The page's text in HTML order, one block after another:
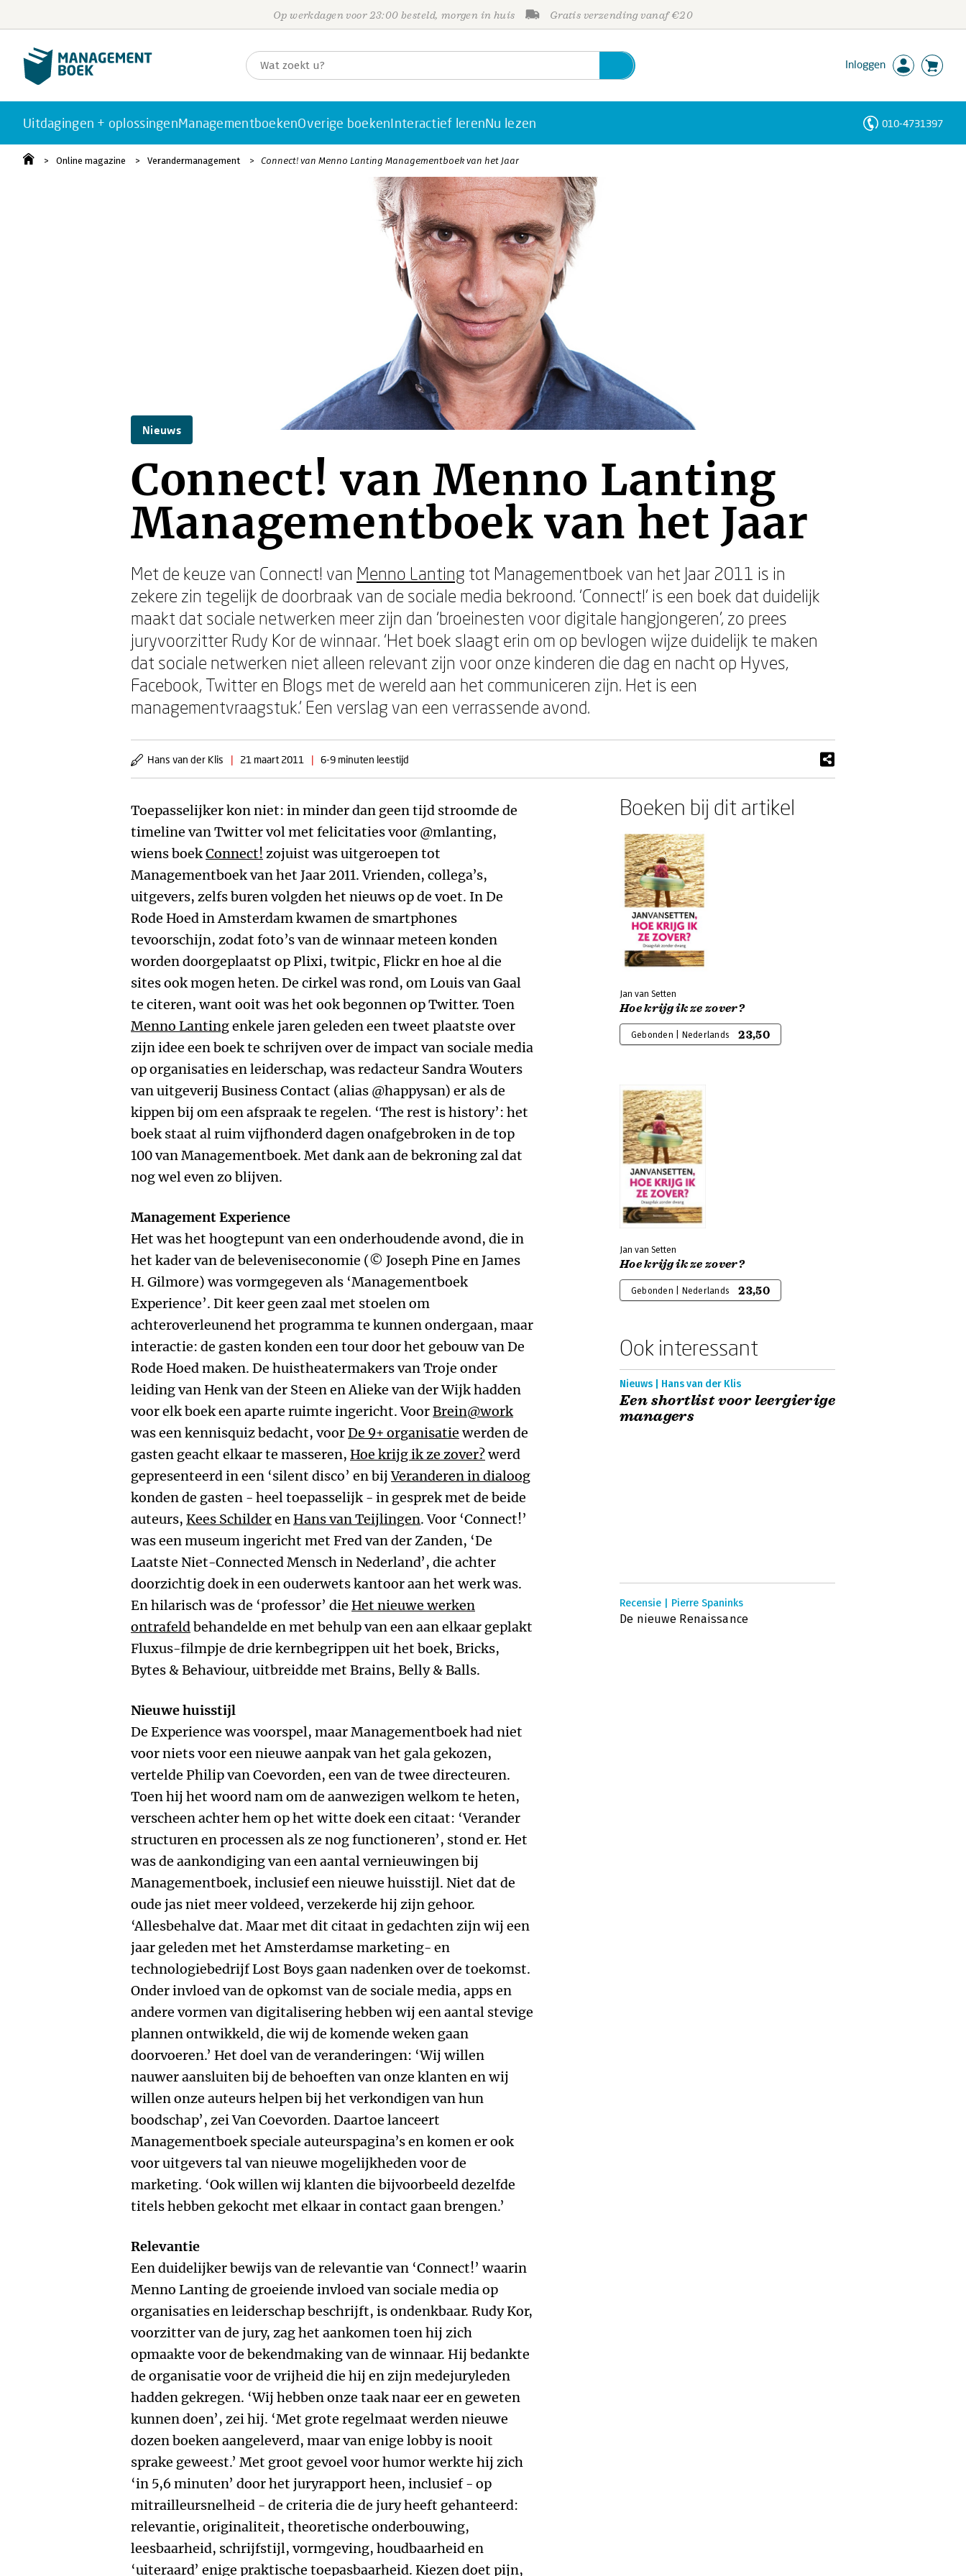
Op werkdagen voor 23:00 besteld, morgen in huis Gratis verzending vanaf €20
Inloggen
Uitdagingen + oplossingenManagementboekenOverige boekenInteractief lerenNu lezen 010-4731397
Online magazine Verandermanagement Connect! van Menno Lanting Managementboek van het Jaar
Nieuws
Connect! van Menno Lanting
Managementboek van het Jaar
Met de keuze van Connect! van Menno Lanting tot Managementboek van het Jaar 2011 is in
zekere zin tegelijk de doorbraak van de sociale media bekroond. ‘Connect!’ is een boek dat duidelijk
maakt dat sociale netwerken meer zijn dan ‘broeinesten voor digitale hangjongeren’, zo prees
juryvoorzitter Rudy Kor de winnaar. ‘Het boek slaagt erin om op bevlogen wijze duidelijk te maken
dat sociale netwerken niet alleen relevant zijn voor onze kinderen die dag en nacht op Hyves,
Facebook, Twitter en Blogs met de wereld aan het communiceren zijn. Het is een
managementvraagstuk.’ Een verslag van een verrassende avond.
Hans van der Klis | 21 maart 2011 | 6-9 minuten leestijd
Toepasselijker kon niet: in minder dan geen tijd stroomde de
timeline van Twitter vol met felicitaties voor @mlanting,
wiens boekConnect! zojuist was uitgeroepen tot
Managementboek van het Jaar 2011. Vrienden, collega’s,
uitgevers, zelfs buren volgden het nieuws op de voet. In De
Rode Hoed in Amsterdam kwamen de smartphones
tevoorschijn, zodat foto’s van de winnaar meteen konden
worden doorgeplaatst op Plixi, twitpic, Flickr en hoe al die
sites ook mogen heten. De cirkel was rond, om Louis van Gaal
te citeren, want ooit was het ook begonnen op Twitter. Toen
Menno Lantingenkele jaren geleden een tweet plaatste over
zijn idee een boek te schrijven over de impact van sociale media
op organisaties en leiderschap, was redacteur Sandra Wouters
van uitgeverij Business Contact (alias @happysan) er als de
kippen bij om een afspraak te regelen. ‘The rest is history’: het
boek staat al ruim vijfhonderd dagen onafgebroken in de top
100 van Managementboek. Met dank aan de bekroning zal dat
nog wel even zo blijven.
Management Experience
Het was het hoogtepunt van een onderhoudende avond, die in
het kader van de beleveniseconomie (© Joseph Pine en James
H. Gilmore) was vormgegeven als ‘Managementboek
Experience’. Dit keer geen zaal met stoelen om
achteroverleunend het programma te kunnen ondergaan, maar
interactie: de gasten konden een tour door het gebouw van De
Rode Hoed maken. De huistheatermakers van Troje onder
leiding van Henk van der Steen en Alieke van der Wijk hadden
voor elk boek een aparte ruimte ingericht. VoorBrein@work
was een kennisquiz bedacht, voorDe 9+ organisatie werden de
gasten geacht elkaar te masseren, Hoe krijg ik ze zover?werd
gepresenteerd in een ‘silent disco’ en bijVeranderen in dialoog
konden de gasten - heel toepasselijk - in gesprek met de beide
auteurs, Kees SchilderenHans van Teijlingen. Voor ‘Connect!’
was een museum ingericht met Fred van der Zanden, ‘De
Laatste Niet-Connected Mensch in Nederland’, die achter
doorzichtig doek in een ouderwets kantoor aan het werk was.
En hilarisch was de ‘professor’ die Het nieuwe werken
ontrafeldbehandelde en met behulp van een aan elkaar geplakt
Fluxus-filmpje de drie kernbegrippen uit het boek, Bricks,
Bytes & Behaviour, uitbreidde met Brains, Belly & Balls.
Nieuwe huisstijl
De Experience was voorspel, maar Managementboek had niet
voor niets voor een nieuwe aanpak van het gala gekozen,
vertelde Philip van Coevorden, een van de twee directeuren.
Toen hij het woord nam om de aanwezigen welkom te heten,
verscheen achter hem op het witte doek een citaat: ‘Verander
structuren en processen als ze nog functioneren’, stond er. Het
was de aankondiging van een aantal vernieuwingen bij
Managementboek, inclusief een nieuwe huisstijl. Niet dat de
oude jas niet meer voldeed, verzekerde hij zijn gehoor.
‘Allesbehalve dat. Maar met dit citaat in gedachten zijn wij een
jaar geleden met het Amsterdamse marketing- en
technologiebedrijf Lost Boys gaan nadenken over de toekomst.
Onder invloed van de opkomst van de sociale media, apps en
andere vormen van digitalisering hebben wij een aantal stevige
plannen ontwikkeld, die wij de komende weken gaan
doorvoeren.’ Het doel van de veranderingen: ‘Wij willen
nauwer aansluiten bij de behoeften van onze klanten en wij
willen onze auteurs helpen bij het verkondigen van hun
boodschap’, zei Van Coevorden. Daartoe lanceert
Managementboek speciale auteurspagina’s en komen er ook
voor uitgevers tal van nieuwe mogelijkheden voor de
marketing. ‘Ook willen wij klanten die bijvoorbeeld dezelfde
titels hebben gekocht met elkaar in contact gaan brengen.’
Relevantie
Een duidelijker bewijs van de relevantie van ‘Connect!’ waarin
Menno Lanting de groeiende invloed van sociale media op
organisaties en leiderschap beschrijft, is ondenkbaar. Rudy Kor,
voorzitter van de jury, zag het aankomen toen hij zich
opmaakte voor de bekendmaking van de winnaar. Hij bedankte
de organisatie voor de vrijheid die hij en zijn medejuryleden
hadden gekregen. ‘Wij hebben onze taak naar eer en geweten
kunnen doen’, zei hij. ‘Met grote regelmaat werden nieuwe
dozen boeken aangeleverd, maar van enige lobby is nooit
sprake geweest.’ Met groot gevoel voor humor werkte hij zich
‘in 5,6 minuten’ door het juryrapport heen, inclusief - op
mitrailleursnelheid - de criteria die de jury heeft gehanteerd:
relevantie, originaliteit, theoretische onderbouwing,
leesbaarheid, schrijfstijl, vormgeving, houdbaarheid en
‘uiteraard’ enige praktische toepasbaarheid. Kiezen doet pijn,
Boeken bij dit artikel
Jan van Setten
Hoe krijg ik ze zover?
Gebonden | Nederlands 23,50
Jan van Setten
Hoe krijg ik ze zover?
Gebonden | Nederlands 23,50
Ook interessant
Nieuws | Hans van der Klis
Een shortlist voor leergierige
managers
Recensie | Pierre Spaninks
De nieuwe Renaissance
Personen